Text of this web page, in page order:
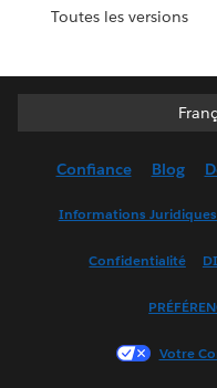
Toutes les versions
Confiance Blog
Informations Juridiques
Confidentialité
Votre